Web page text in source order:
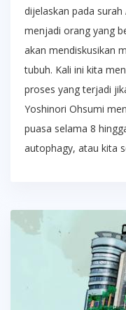
dijelaskan pada
menjadi orang yang
akan mendiskusikan
tubuh. Kali ini kita
proses yang terjadi
Yoshinori Ohsumi
puasa selama 8
autophagy, atau kita